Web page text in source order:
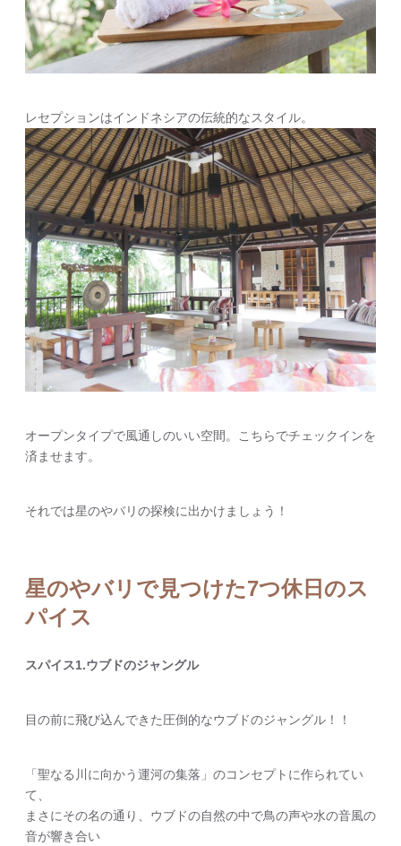
レセプションはインドネシアの伝統的なスタイル。
オープンタイプで風通しのいい空間。こちらでチェックインを
済ませます。
それでは星のやバリの探検に出かけましょう！
星のやバリで見つけた7つ休日のス
パイス
スパイス1.ウブドのジャングル
目の前に飛び込んできた圧倒的なウブドのジャングル！！
「聖なる川に向かう運河の集落」のコンセプトに作られてい
て、
まさにその名の通り、ウブドの自然の中で鳥の声や水の音風の
音が響き合い